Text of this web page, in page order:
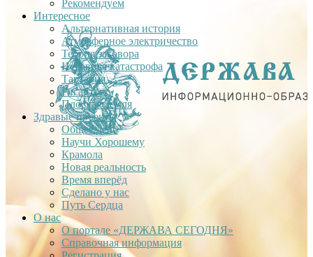
Рекомендуем
Интересное
Альтернативная история
Атмосферное электричество
Теория заговора
Недавняя катастрофа
Тартария
Гиганты
Плоская Земля
Здравые проекты
Общее дело
Научи Хорошему
Крамола
Новая реальность
Время вперёд
Сделано у нас
Путь Сердца
О нас
О портале «ДЕРЖАВА СЕГОДНЯ»
Справочная информация